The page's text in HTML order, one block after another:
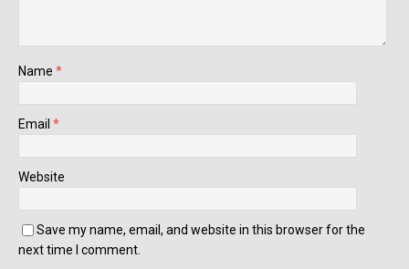
Name *
Email *
Website
Save my name, email, and website in this browser for the
next time I comment.